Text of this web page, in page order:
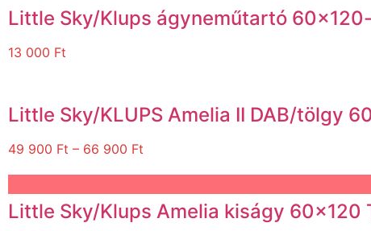
Little Sky/Klups ágyneműtartó
13 000 Ft
Little Sky/KLUPS Amelia II DAB/tölgy
49 900 Ft – 66 900 Ft
Little Sky/Klups Amelia kiságy 60×120